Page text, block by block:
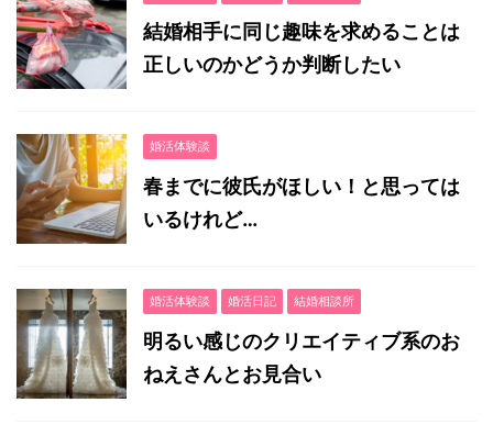
結婚相手に同じ趣味を求めることは
正しいのかどうか判断したい
婚活体験談
春までに彼氏がほしい！と思っては
いるけれど…
婚活体験談 婚活日記 結婚相談所
明るい感じのクリエイティブ系のお
ねえさんとお見合い